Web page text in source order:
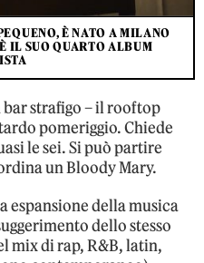
È NATO A MILANO
IL SUO QUARTO ALBUM
strafigo – il rooftop
pomeriggio. Chiede
le sei. Si può partire
un Bloody Mary.
espansione della musica
dello stesso
mix di rap, R&B, latin,